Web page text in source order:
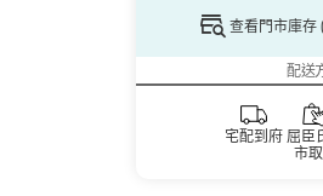
查看門市庫存
配送
宅配到府 屈臣
市